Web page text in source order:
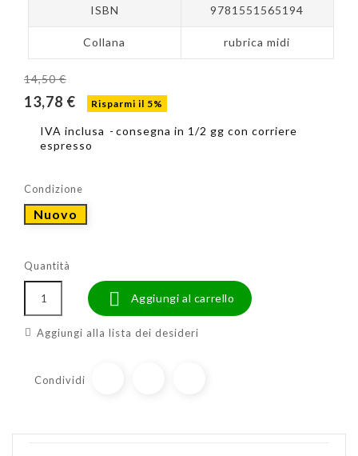
ISBN 9781551565194
Collana rubrica midi
14,50 €
13,78 € Risparmi il 5%
IVA inclusa
consegna in 1/2 gg con corriere
espresso
Condizione
Nuovo
Quantità
 Aggiungi al carrello
Aggiungi alla lista dei desideri
Condividi